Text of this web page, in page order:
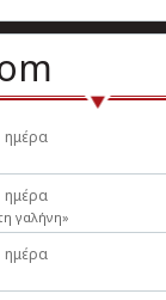
ημέρα
ημέρα
γαλήνη»
ημέρα